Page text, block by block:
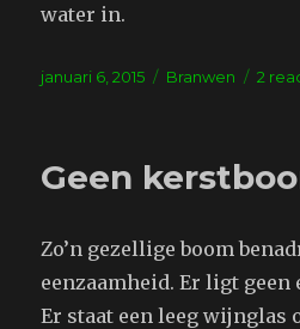
water in.
Geplaatst
januari 6, 2015 Tags
Branwen 2
Geen
Zo’n gezellige boom
eenzaamheid. Er ligt geen
Er staat een leeg wijnglas